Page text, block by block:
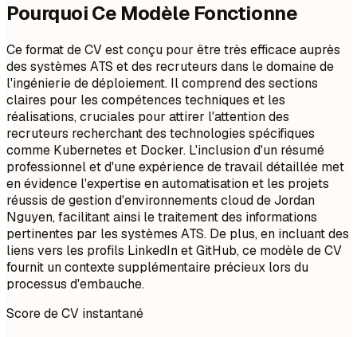
Pourquoi Ce Modèle Fonctionne
Ce format de CV est conçu pour être très efficace auprès
des systèmes ATS et des recruteurs dans le domaine de
l'ingénierie de déploiement. Il comprend des sections
claires pour les compétences techniques et les
réalisations, cruciales pour attirer l'attention des
recruteurs recherchant des technologies spécifiques
comme Kubernetes et Docker. L'inclusion d'un résumé
professionnel et d'une expérience de travail détaillée met
en évidence l'expertise en automatisation et les projets
réussis de gestion d'environnements cloud de Jordan
Nguyen, facilitant ainsi le traitement des informations
pertinentes par les systèmes ATS. De plus, en incluant des
liens vers les profils LinkedIn et GitHub, ce modèle de CV
fournit un contexte supplémentaire précieux lors du
processus d'embauche.
Score de CV instantané